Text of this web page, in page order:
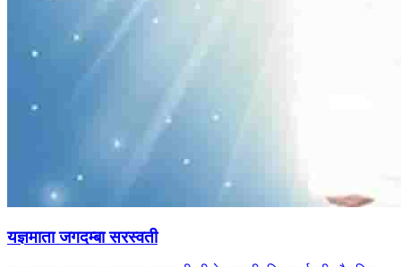
यज्ञमाता जगदम्बा सरस्वती